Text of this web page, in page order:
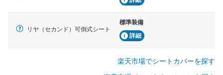
リヤ（セカンド）可倒式シート
標準装備
詳細
楽天市場でシートカバーを探す